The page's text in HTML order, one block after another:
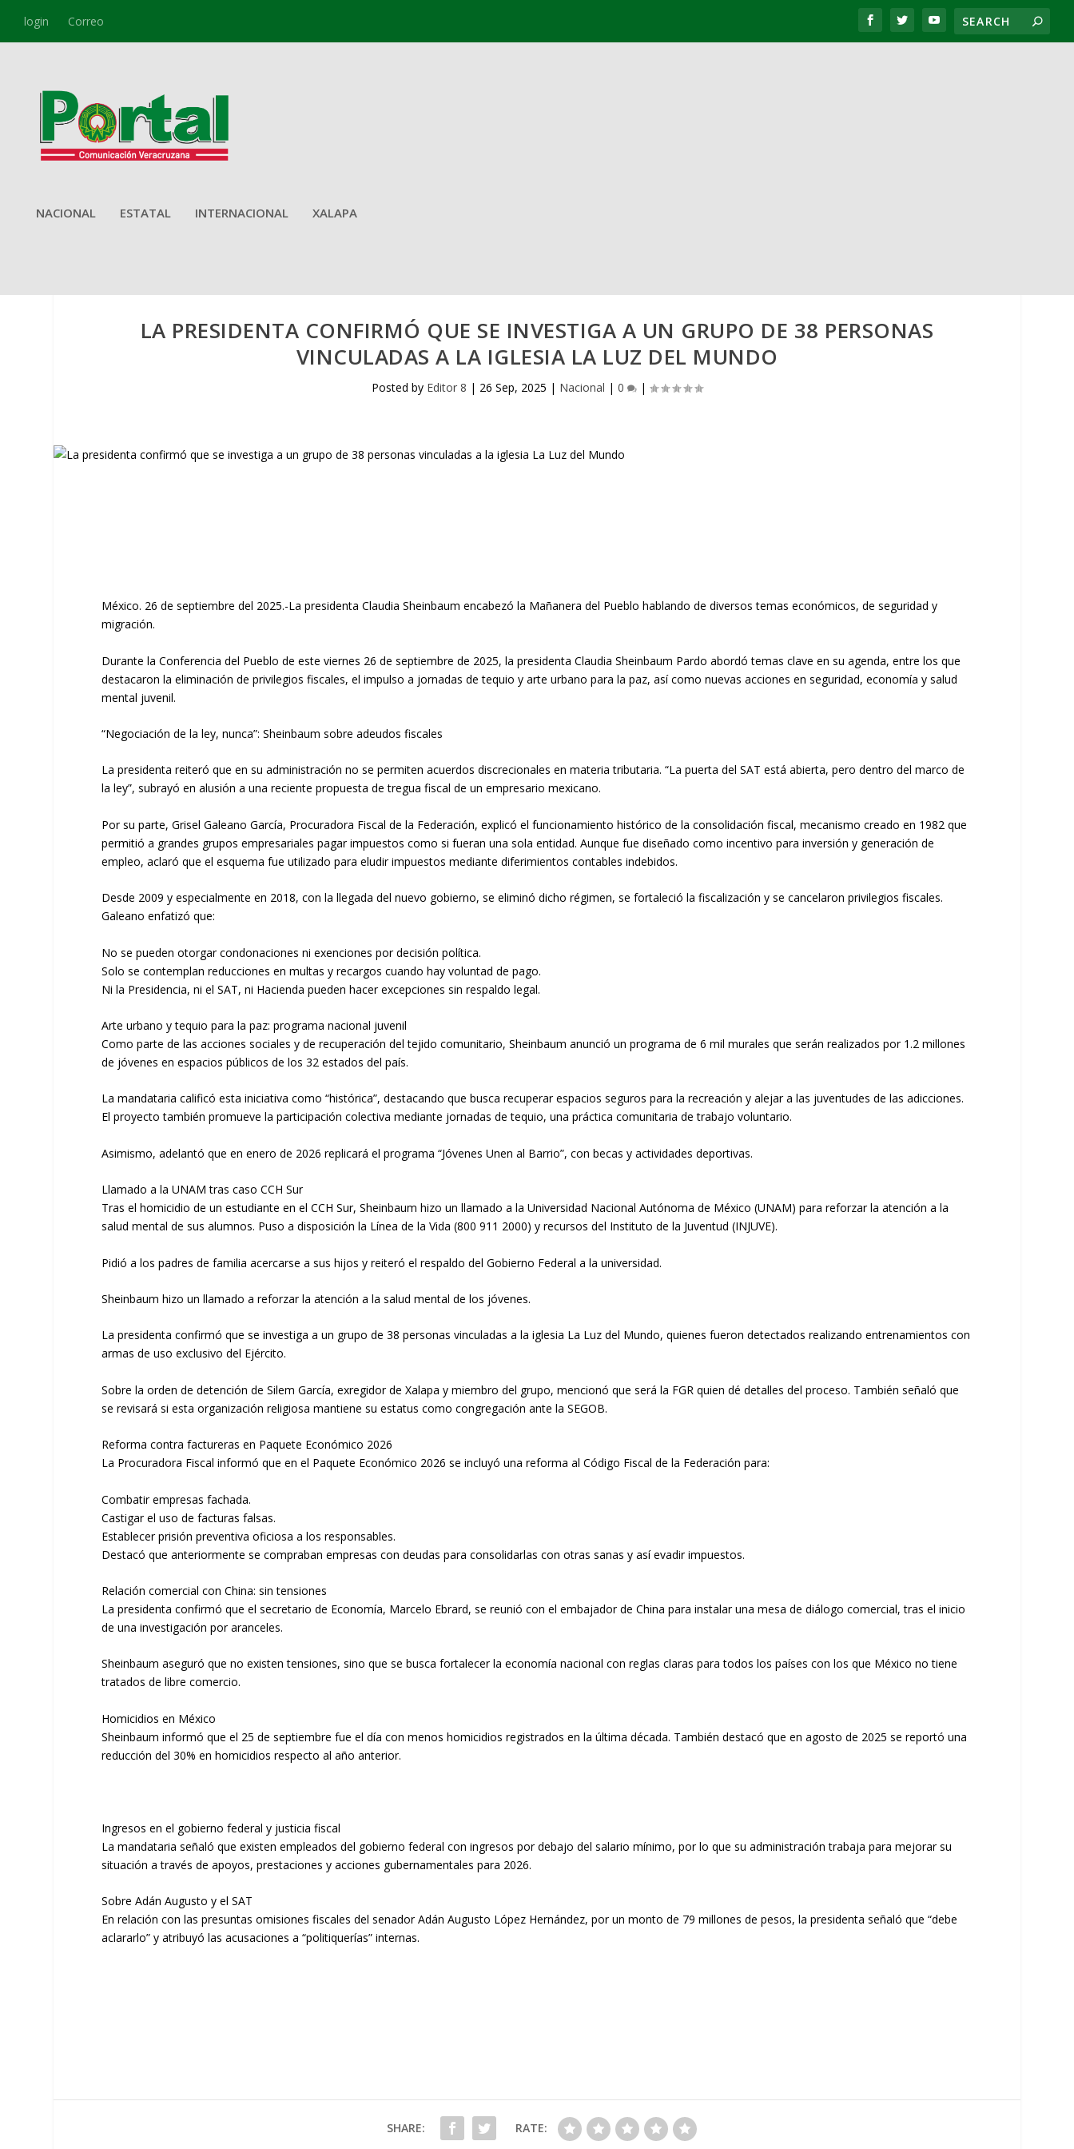
login Correo
NACIONAL ESTATAL INTERNACIONAL XALAPA
LA PRESIDENTA CONFIRMÓ QUE SE INVESTIGA A UN GRUPO DE 38 PERSONAS
VINCULADAS A LA IGLESIA LA LUZ DEL MUNDO
Posted by Editor 8 | 26 Sep, 2025 | Nacional | 0 |
México. 26 de septiembre del 2025.-La presidenta Claudia Sheinbaum encabezó la Mañanera del Pueblo hablando de diversos temas económicos, de seguridad y
migración.
Durante la Conferencia del Pueblo de este viernes 26 de septiembre de 2025, la presidenta Claudia Sheinbaum Pardo abordó temas clave en su agenda, entre los que
destacaron la eliminación de privilegios fiscales, el impulso a jornadas de tequio y arte urbano para la paz, así como nuevas acciones en seguridad, economía y salud
mental juvenil.
“Negociación de la ley, nunca”: Sheinbaum sobre adeudos fiscales
La presidenta reiteró que en su administración no se permiten acuerdos discrecionales en materia tributaria. “La puerta del SAT está abierta, pero dentro del marco de
la ley”, subrayó en alusión a una reciente propuesta de tregua fiscal de un empresario mexicano.
Por su parte, Grisel Galeano García, Procuradora Fiscal de la Federación, explicó el funcionamiento histórico de la consolidación fiscal, mecanismo creado en 1982 que
permitió a grandes grupos empresariales pagar impuestos como si fueran una sola entidad. Aunque fue diseñado como incentivo para inversión y generación de
empleo, aclaró que el esquema fue utilizado para eludir impuestos mediante diferimientos contables indebidos.
Desde 2009 y especialmente en 2018, con la llegada del nuevo gobierno, se eliminó dicho régimen, se fortaleció la fiscalización y se cancelaron privilegios fiscales.
Galeano enfatizó que:
No se pueden otorgar condonaciones ni exenciones por decisión política.
Solo se contemplan reducciones en multas y recargos cuando hay voluntad de pago.
Ni la Presidencia, ni el SAT, ni Hacienda pueden hacer excepciones sin respaldo legal.
Arte urbano y tequio para la paz: programa nacional juvenil
Como parte de las acciones sociales y de recuperación del tejido comunitario, Sheinbaum anunció un programa de 6 mil murales que serán realizados por 1.2 millones
de jóvenes en espacios públicos de los 32 estados del país.
La mandataria calificó esta iniciativa como “histórica”, destacando que busca recuperar espacios seguros para la recreación y alejar a las juventudes de las adicciones.
El proyecto también promueve la participación colectiva mediante jornadas de tequio, una práctica comunitaria de trabajo voluntario.
Asimismo, adelantó que en enero de 2026 replicará el programa “Jóvenes Unen al Barrio”, con becas y actividades deportivas.
Llamado a la UNAM tras caso CCH Sur
Tras el homicidio de un estudiante en el CCH Sur, Sheinbaum hizo un llamado a la Universidad Nacional Autónoma de México (UNAM) para reforzar la atención a la
salud mental de sus alumnos. Puso a disposición la Línea de la Vida (800 911 2000) y recursos del Instituto de la Juventud (INJUVE).
Pidió a los padres de familia acercarse a sus hijos y reiteró el respaldo del Gobierno Federal a la universidad.
Sheinbaum hizo un llamado a reforzar la atención a la salud mental de los jóvenes.
La presidenta confirmó que se investiga a un grupo de 38 personas vinculadas a la iglesia La Luz del Mundo, quienes fueron detectados realizando entrenamientos con
armas de uso exclusivo del Ejército.
Sobre la orden de detención de Silem García, exregidor de Xalapa y miembro del grupo, mencionó que será la FGR quien dé detalles del proceso. También señaló que
se revisará si esta organización religiosa mantiene su estatus como congregación ante la SEGOB.
Reforma contra factureras en Paquete Económico 2026
La Procuradora Fiscal informó que en el Paquete Económico 2026 se incluyó una reforma al Código Fiscal de la Federación para:
Combatir empresas fachada.
Castigar el uso de facturas falsas.
Establecer prisión preventiva oficiosa a los responsables.
Destacó que anteriormente se compraban empresas con deudas para consolidarlas con otras sanas y así evadir impuestos.
Relación comercial con China: sin tensiones
La presidenta confirmó que el secretario de Economía, Marcelo Ebrard, se reunió con el embajador de China para instalar una mesa de diálogo comercial, tras el inicio
de una investigación por aranceles.
Sheinbaum aseguró que no existen tensiones, sino que se busca fortalecer la economía nacional con reglas claras para todos los países con los que México no tiene
tratados de libre comercio.
Homicidios en México
Sheinbaum informó que el 25 de septiembre fue el día con menos homicidios registrados en la última década. También destacó que en agosto de 2025 se reportó una
reducción del 30% en homicidios respecto al año anterior.
Ingresos en el gobierno federal y justicia fiscal
La mandataria señaló que existen empleados del gobierno federal con ingresos por debajo del salario mínimo, por lo que su administración trabaja para mejorar su
situación a través de apoyos, prestaciones y acciones gubernamentales para 2026.
Sobre Adán Augusto y el SAT
En relación con las presuntas omisiones fiscales del senador Adán Augusto López Hernández, por un monto de 79 millones de pesos, la presidenta señaló que “debe
aclararlo” y atribuyó las acusaciones a “politiquerías” internas.
SHARE: RATE: